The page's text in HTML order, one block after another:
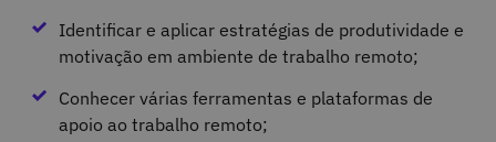
Identificar e aplicar estratégias de produtividade e
motivação em ambiente de trabalho remoto;
Conhecer várias ferramentas e plataformas de
apoio ao trabalho remoto;